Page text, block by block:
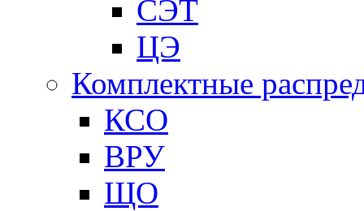
СЭТ
ЦЭ
Комплектные
КСО
ВРУ
ЩО